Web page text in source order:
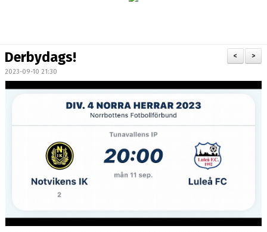
TRUPPEN
SKYTTELIGOR
>
<
Derbydags!
2023-09-10 21:30